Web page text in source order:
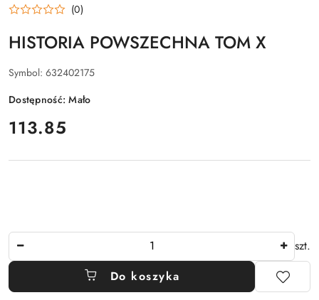
(0)
HISTORIA POWSZECHNA TOM X
Symbol: 632402175
Dostępność:Mało
cena:
113.85
szt.
Do koszyka